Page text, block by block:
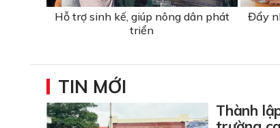
Hỗ trợ sinh kế, giúp nông dân phát
triển
Đẩy
TIN MỚI
Thành